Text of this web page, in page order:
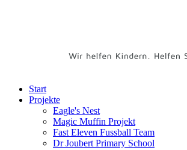
Start
Projekte
Eagle's Nest
Magic Muffin Projekt
Fast Eleven Fussball Team
Dr Joubert Primary School